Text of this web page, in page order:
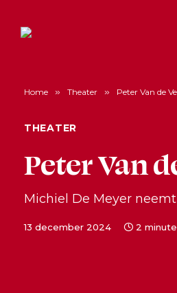
Home » Theater » Peter Van de
THEATER
Peter Van
Michiel De Meyer
13 december 2024 2